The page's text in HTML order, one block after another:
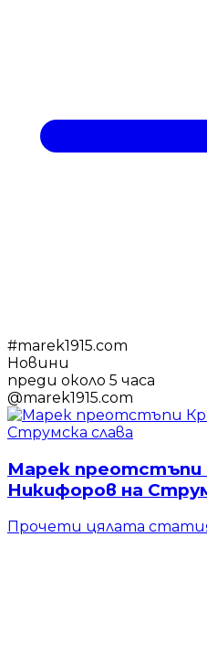
#marek1915.com
Новини
преди около 5 часа
@marek1915.com
Марек преотстъпи
Никифоров на
Прочети цялата